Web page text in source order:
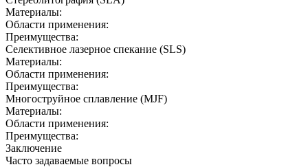
Материалы:
Области применения:
Преимущества:
Селективное лазерное спекание (SLS)
Материалы:
Области применения:
Преимущества:
Многоструйное сплавление (MJF)
Материалы:
Области применения:
Преимущества:
Заключение
Часто задаваемые вопросы